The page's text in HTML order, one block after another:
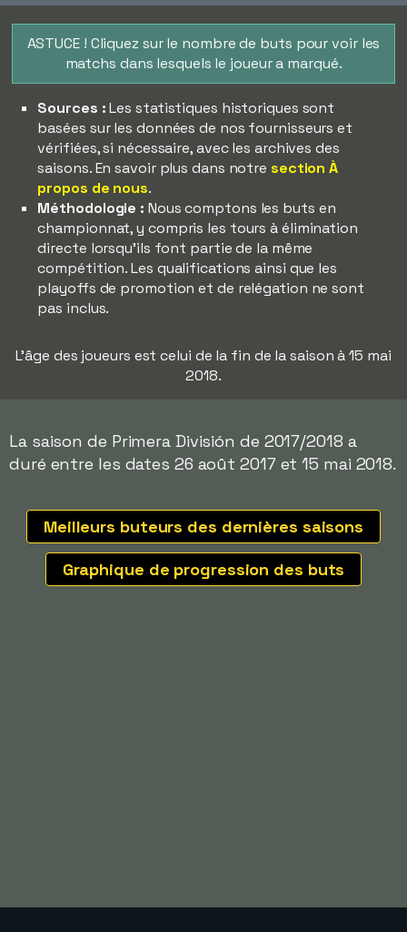
ASTUCE ! Cliquez sur le nombre de buts pour voir les
matchs dans lesquels le joueur a marqué.
Sources :Les statistiques historiques sont
basées sur les données de nos fournisseurs et
vérifiées, si nécessaire, avec les archives des
saisons. En savoir plus dans notre section À
propos de nous.
Méthodologie : Nous comptons les buts en
championnat, y compris les tours à élimination
directe lorsqu'ils font partie de la même
compétition. Les qualifications ainsi que les
playoffs de promotion et de relégation ne sont
pas inclus.
L'âge des joueurs est celui de la fin de la saison à 15 mai
2018.
La saison de Primera División de 2017/2018 a
duré entre les dates 26 août 2017 et 15 mai 2018.
Meilleurs buteurs des dernières saisons
Graphique de progression des buts